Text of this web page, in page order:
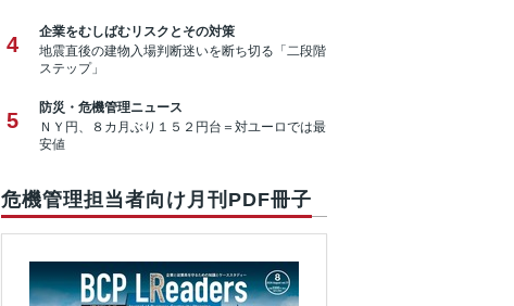
4
企業をむしばむリスクとその対策
地震直後の建物入場判断迷いを断ち切る「二段階
ステップ」
5
防災・危機管理ニュース
ＮＹ円、８カ月ぶり１５２円台＝対ユーロでは最
安値
危機管理担当者向け月刊PDF冊子